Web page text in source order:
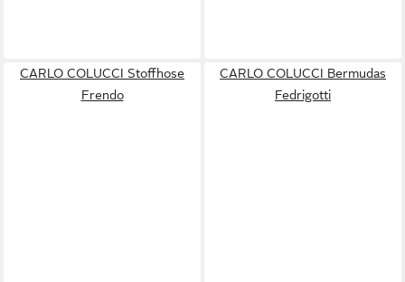
CARLO COLUCCI Stoffhose
Frendo
CARLO COLUCCI Bermudas
Fedrigotti